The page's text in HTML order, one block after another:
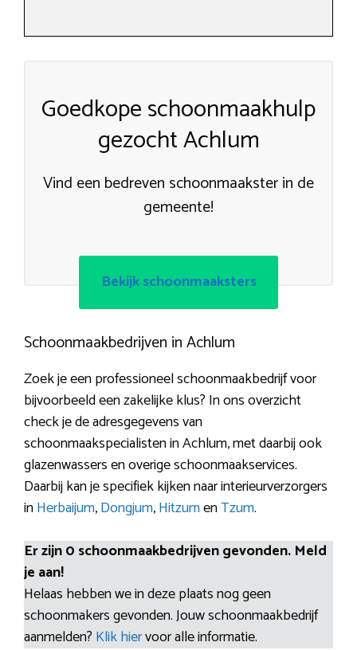
Goedkope schoonmaakhulp
gezocht Achlum
Vind een bedreven schoonmaakster in de
gemeente!
Bekijk schoonmaaksters
Schoonmaakbedrijven in Achlum
Zoek je een professioneel schoonmaakbedrijf voor
bijvoorbeeld een zakelijke klus? In ons overzicht
check je de adresgegevens van
schoonmaakspecialisten in Achlum, met daarbij ook
glazenwassers en overige schoonmaakservices.
Daarbij kan je specifiek kijken naar interieurverzorgers
inHerbaijum,Dongjum,HitzumenTzum.
Er zijn 0 schoonmaakbedrijven gevonden. Meld
je aan!
Helaas hebben we in deze plaats nog geen
schoonmakers gevonden. Jouw schoonmaakbedrijf
aanmelden? Klik hiervoor alle informatie.